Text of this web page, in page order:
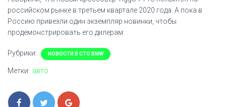
российском рынке в третьем квартале 2020 года. А пока в
Россию привезли один экземпляр новинки, чтобы
продемонстрировать его дилерам.
Рубрики: НОВОСТИ В СТО BMW
Метки: авто